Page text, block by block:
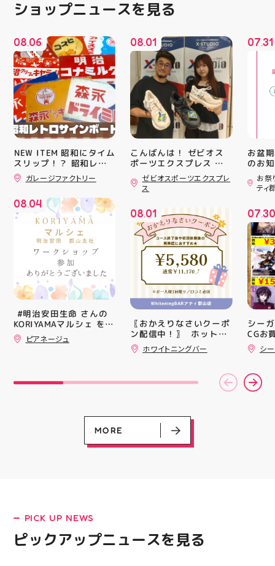
ピックアップニュース
ショップニュースを見る
08.06
️NEW ITEM️ 昭和にタイム
スリップ！？ 昭和レト
ロサインボード大量入荷
しました！ 今回はお菓
お部屋に飾ればバッチグ
ー #昭和レトロ #アティ
郡山 #福島県 #郡山駅前
#郡山市
ガレージファクトリー
08.04
⁡ #明治安田生命 さんの
KORIYAMAマルシェ を
@hic20240729 HICさ
んにお誘い頂き参加させ
した ⁡
ピアネージュ
08.01
こんばんは！ ゼビオス
ポーツエクスプレス ア
ティ郡山です🦭 ・ ★本
日のラジオ★は アシッ
クスからランニングシュ
6」の紹介でした ・ 特
徴としては ☆軽量かつ
反発性に優れた「FF
TURBO SQUARED」を新
搭載し、推進力を向上さ
せました！
☆ASICSGRIPを前足部に
追加し、グリップ力を向
上させました！ ☆市場
トレンドの反発性とクッ
ション性を表したデザイ
ンと優れた通気性を兼ね
備えた「エンジニアード
ウーブンアッパー」を搭
をカジュアルに走りたい
方や仕事履き、夏のお出
かけで長距離歩く方向け
なっています 人気ラン
ニングシューズの最新作
になります！ ・ 気にな
る方は是非、店頭に足を
ゼビオスポーツエクスプレ
ス
08.01
〖おかえりなさいクーポ
ン配信中！〗 ⁡ ホットペ
ッパーより通常
￥11,170······▸
ーポン配信中です★ ⁡ コ
ース終了した方、初回体
りのクーポンになります
ので、是非お試し下さい
⁡ ご予約、ご来店お待ち
しております️ #ホワイト
ホワイトニングバー
07.31
お盆
のお知らせ
用い
ざい
(水)
いたしま
22:00
り
お楽
ご家
人と
お出
屋台
に楽
ビア
思い
皆さ
フ一
てお
屋台村
━━━━
お祭
ティ
07.30
シー
CGお
る慈
￥30
(ﾐﾘｼｬ
077)
シ
MORE
PICK UP NEWS
ピックアップニュースを見る